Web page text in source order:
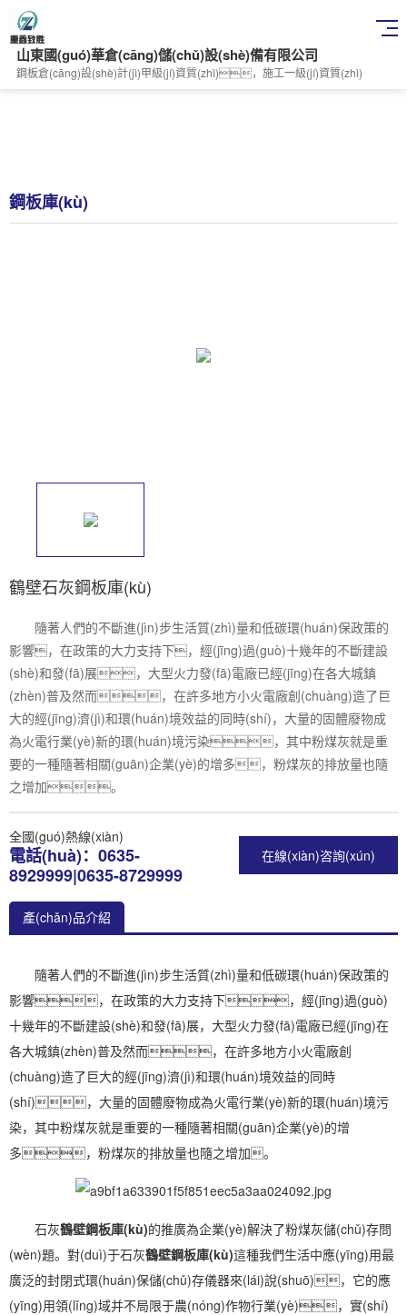
山東國(guó)華倉(cāng)儲(chǔ)設(shè)備有限公司
鋼板倉(cāng)設(shè)計(jì)甲級(jí)資質(zhì)，施工一級(jí)資質(zhì)
鋼板庫(kù)
鶴壁石灰鋼板庫(kù)
隨著人們的不斷進(jìn)步生活質(zhì)量和低碳環(huán)保政策的
影響，在政策的大力支持下，經(jīng)過(guò)十幾年的不斷建設
(shè)和發(fā)展，大型火力發(fā)電廠已經(jīng)在各大城鎮
(zhèn)普及然而，在許多地方小火電廠創(chuàng)造了巨
大的經(jīng)濟(jì)和環(huán)境效益的同時(shí)，大量的固體廢物成
為火電行業(yè)新的環(huán)境污染，其中粉煤灰就是重
要的一種隨著相關(guān)企業(yè)的增多，粉煤灰的排放量也隨
之增加。
在線(xiàn)咨詢(xún)
全國(guó)熱線(xiàn)
電話(huà)：0635-
8929999|0635-8729999
產(chǎn)品介紹
隨著人們的不斷進(jìn)步生活質(zhì)量和低碳環(huán)保政策的
影響，在政策的大力支持下，經(jīng)過(guò)
十幾年的不斷建設(shè)和發(fā)展，大型火力發(fā)電廠已經(jīng)在
各大城鎮(zhèn)普及然而，在許多地方小火電廠創
(chuàng)造了巨大的經(jīng)濟(jì)和環(huán)境效益的同時
(shí)，大量的固體廢物成為火電行業(yè)新的環(huán)境污
染，其中粉煤灰就是重要的一種隨著相關(guān)企業(yè)的增
多，粉煤灰的排放量也隨之增加。
石灰鶴壁鋼板庫(kù)的推廣為企業(yè)解決了粉煤灰儲(chǔ)存問
(wèn)題。對(duì)于石灰鶴壁鋼板庫(kù)這種我們生活中應(yīng)用最
廣泛的封閉式環(huán)保儲(chǔ)存儀器來(lái)說(shuō)，它的應
(yīng)用領(lǐng)域并不局限于農(nóng)作物行業(yè)，實(shí)